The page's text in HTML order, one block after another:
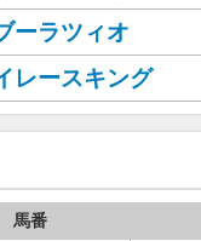
ーラツィオ
レースキング
馬番